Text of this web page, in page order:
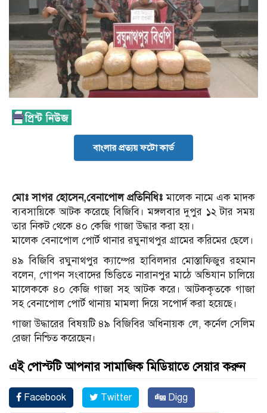
বাংলার প্রত্যয় ফটো কার্ড
মোঃ সাগর হোসেন,বেনাপোল প্রতিনিধিঃ মালেক নামে এক মাদক
ব্যবসায়িকে আটক করেছে বিজিবি। মঙ্গলবার দুপুর ১২ টার সময়
তার নিকট থেকে ৪০ কেজি গাজা উদ্ধার করা হয়।
মালেক বেনাপোল পোর্ট থানার রঘুনাথপুর গ্রামের করিমের ছেলে।
৪৯ বিজিবি রঘুনাথপুর ক্যাম্পের হাবিলদার মোস্তাফিজুর রহমান
বলেন, গোপন সংবাদের ভিত্তিতে নারানপুর মাঠে অভিযান চালিয়ে
মালেককে ৪০ কেজি গাজা সহ আটক করে। আটককৃতকে গাজা
সহ বেনাপোল পোর্ট থানায় মামলা দিয়ে সপোর্দ করা হয়েছে।
গাজা উদ্ধারের বিষয়টি ৪৯ বিজিবির অধিনায়ক লে, কর্নেল সেলিম
রেজা নিশ্চিত করেছেন।
এই পোস্টটি আপনার সামাজিক মিডিয়াতে সেয়ার করুন
Facebook Twitter Digg